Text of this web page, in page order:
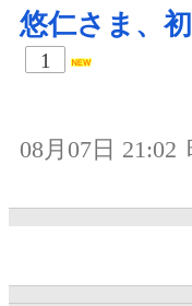
悠仁さま、
1
08月07日 21:02